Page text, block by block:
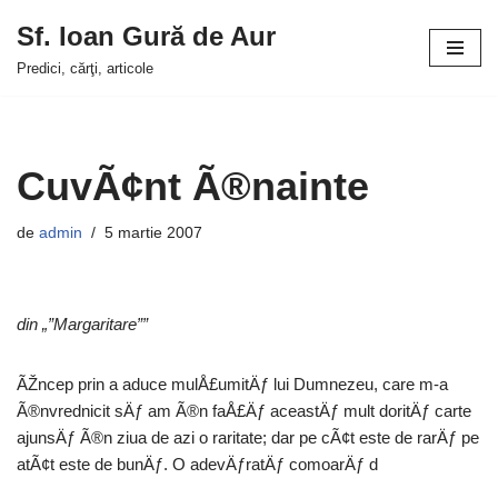
Sari
Sf. Ioan Gură de Aur
Predici, cărţi, articole
CuvÃ¢nt Ã®nainte
de admin 5 martie 2007
din „”Margaritare””
ÃŽncep prin a aduce mulÅ£umitÄƒ lui Dumnezeu, care m-a
Ã®nvrednicit sÄƒ am Ã®n faÅ£Äƒ aceastÄƒ mult doritÄƒ carte
ajunsÄƒ Ã®n ziua de azi o raritate; dar pe cÃ¢t este de rarÄƒ pe
atÃ¢t este de bunÄƒ. O adevÄƒratÄƒ comoarÄƒ d